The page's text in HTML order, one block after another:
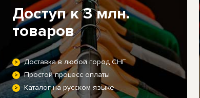
Доступ к 3 млн.
товаров
Доставка в любой город СНГ
Простой процесс оплаты
Каталог на русском языке